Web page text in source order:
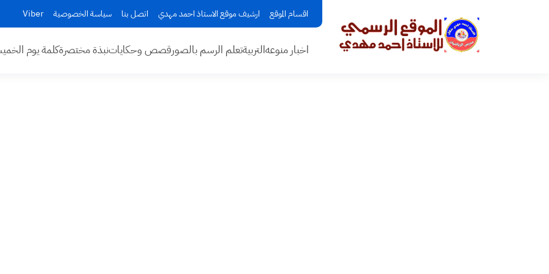
اقسام الموقع ارشيف موقع الاستاذ احمد مهدي اتصل بنا سياسة الخصوصية Viber
اخبار منوعهالتربيةتعلم الرسم بالصورقصص وحكاياتنبذة مختصرةكلمة يوم